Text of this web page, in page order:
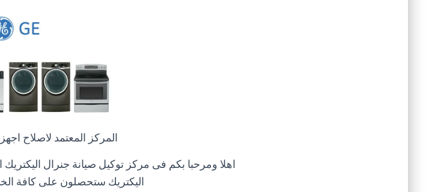
المركز المعتمد لاصلاح
اهلا ومرحبا بكم فى مركز توكيل صيانة جنرال
اليكتريك ستحصلون على كافة